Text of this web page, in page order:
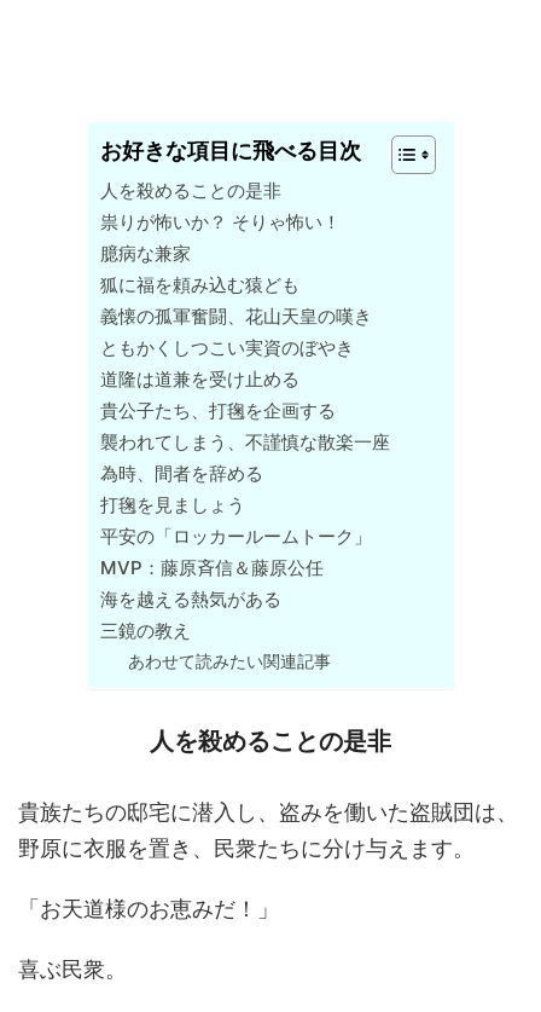
お好きな項目に飛べる目次
人を殺めることの是非
祟りが怖いか？ そりゃ怖い！
臆病な兼家
狐に福を頼み込む猿ども
義懐の孤軍奮闘、花山天皇の嘆き
ともかくしつこい実資のぼやき
道隆は道兼を受け止める
貴公子たち、打毱を企画する
襲われてしまう、不謹慎な散楽一座
為時、間者を辞める
打毱を見ましょう
平安の「ロッカールームトーク」
MVP：藤原斉信＆藤原公任
海を越える熱気がある
三鏡の教え
あわせて読みたい関連記事
人を殺めることの是非
貴族たちの邸宅に潜入し、盗みを働いた盗賊団は、
野原に衣服を置き、民衆たちに分け与えます。
「お天道様のお恵みだ！」
喜ぶ民衆。